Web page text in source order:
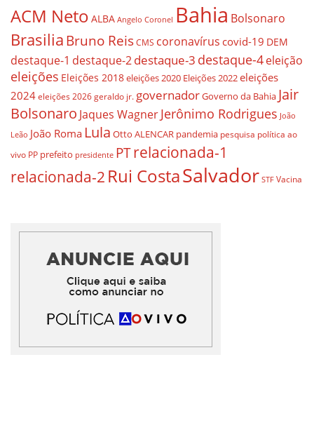
ACM Neto ALBA Angelo Coronel Bahia Bolsonaro
BrasiliaBruno ReisCMS coronavírus covid-19 DEM
destaque-1 destaque-2destaque-3 destaque-4eleição
eleições Eleições 2018eleições 2020 Eleições 2022eleições
2024 eleições 2026 geraldo jr. governadorGoverno da Bahia Jair
Bolsonaro Jaques WagnerJerônimo Rodrigues João
Leão João Roma Lula Otto ALENCAR pandemia pesquisa política ao
vivo PP prefeito presidente PTrelacionada-1
relacionada-2 Rui CostaSalvador STF Vacina